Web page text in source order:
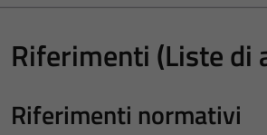
Riferimenti (Liste di
Riferimenti normativi